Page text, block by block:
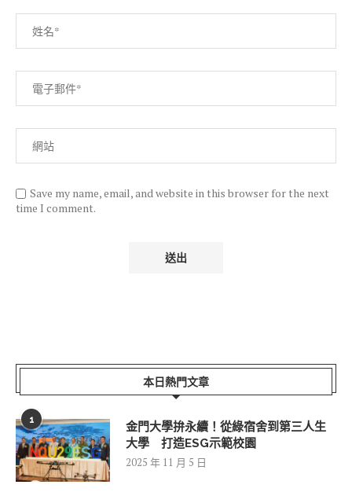
Save my name, email, and website in this browser for the next
time I comment.
本日熱門文章
1
金門大學拚永續！從綠宿舍到第三人生
大學 打造ESG示範校園
2025 年 11 月 5 日